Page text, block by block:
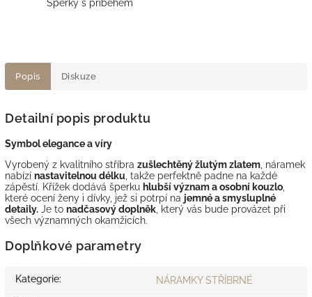
Šperky s příběhem
Popis Diskuze
Detailní popis produktu
Symbol elegance a víry
Vyrobený z kvalitního stříbra zušlechtěný žlutým zlatem , náramek
nabízí nastavitelnou délku , takže perfektně padne na každé
zápěstí. Křížek dodává šperku hlubší význam a osobní kouzlo
které ocení ženy i dívky, jež si potrpí na jemné a smysluplné
detaily. Je to nadčasový doplněk , který vás bude provázet při
všech významných okamžicích.
Doplňkové parametry
Kategorie: NÁRAMKY STŘÍBRNÉ